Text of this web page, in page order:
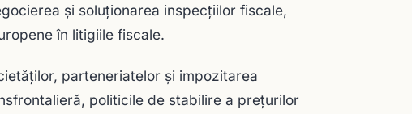
și soluționarea inspecțiilor fiscale,
în litigiile fiscale.
parteneriatelor și impozitarea
politicile de stabilire a prețurilor